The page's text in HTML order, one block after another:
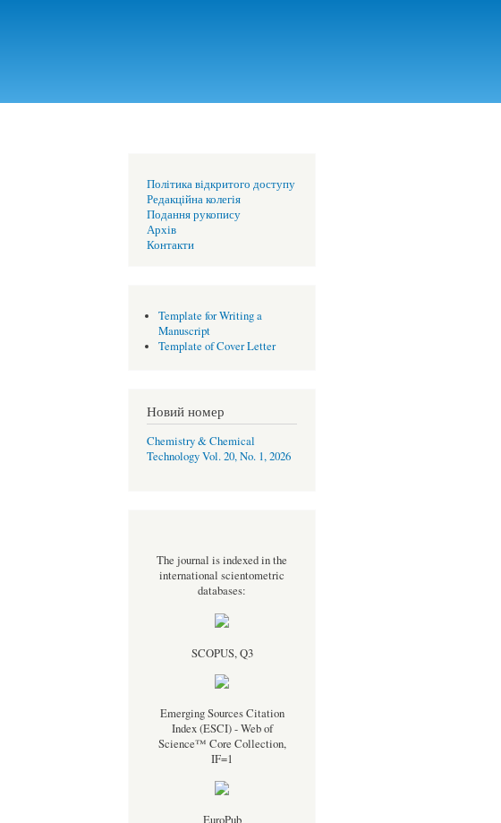
Політика відкритого доступу
Редакційна колегія
Подання рукопису
Архів
Контакти
Template for Writing a
Manuscript
Template of Cover Letter
Новий номер
Chemistry & Chemical
Technology Vol. 20, No. 1, 2026
The journal is indexed in the
international scientometric
databases:
SCOPUS, Q3
Emerging Sources Citation
Index (ESCI) - Web of
Science™ Core Collection,
IF=1
EuroPub